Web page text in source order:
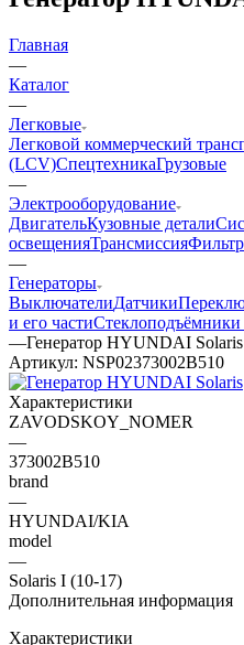
Главная
—
Каталог
—
Легковые
Легковой коммерческий
(LCV)СпецтехникаГрузовые
—
Электрооборудование
ДвигательКузовные детали
освещенияТрансмиссия
—
Генераторы
ВыключателиДатчики
и его частиСтеклоподъёмники
—Генератор HYUNDAI Solaris
Артикул: NSP02373002B510
Характеристики
ZAVODSKOY_NOMER
—
373002B510
brand
—
HYUNDAI/KIA
model
—
Solaris I (10-17)
Дополнительная информация
Характеристики